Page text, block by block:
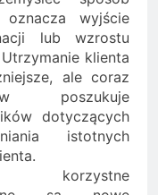
wyjście
lub wzrostu
klienta
ale coraz
poszukuje
dotyczących
istotnych
korzystne